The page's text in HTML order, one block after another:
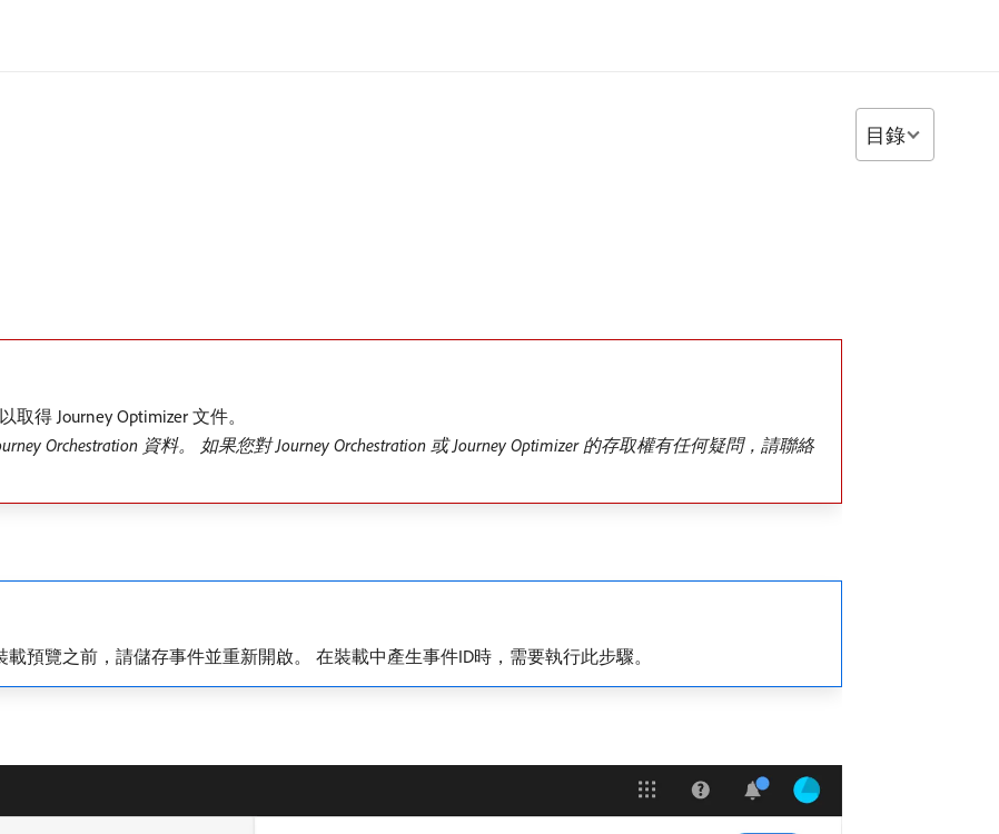
以取得 Journey Optimizer 文件。
Orchestration 資料。 如果您對 Journey Orchestration 或 Journey Optimizer 的存取權有任何疑問，請聯絡
預覽之前，請儲存事件並重新開啟。 在裝載中產生事件ID時，需要執行此步驟。
目錄